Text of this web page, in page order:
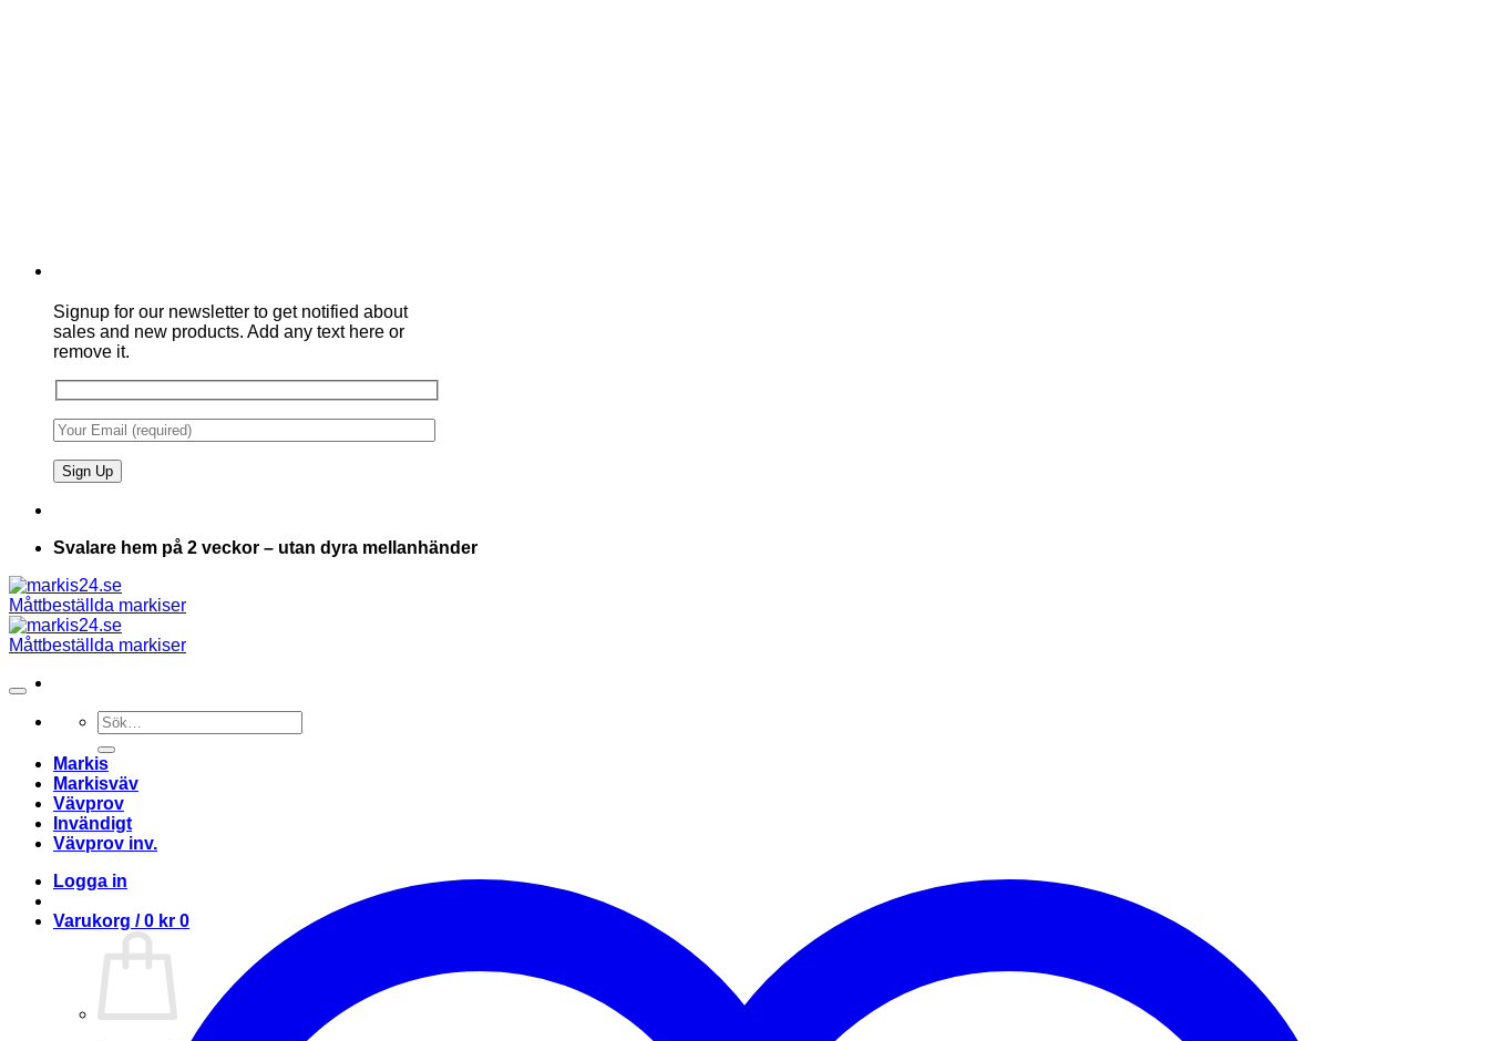
Signup for our newsletter to get notified about
sales and new products. Add any text here or
remove it.
Svalare hem på 2 veckor – utan dyra mellanhänder
Sök
efter:
Markis
Markisväv
Vävprov
Invändigt
Vävprov inv.
Logga in
Varukorg /0 kr 0